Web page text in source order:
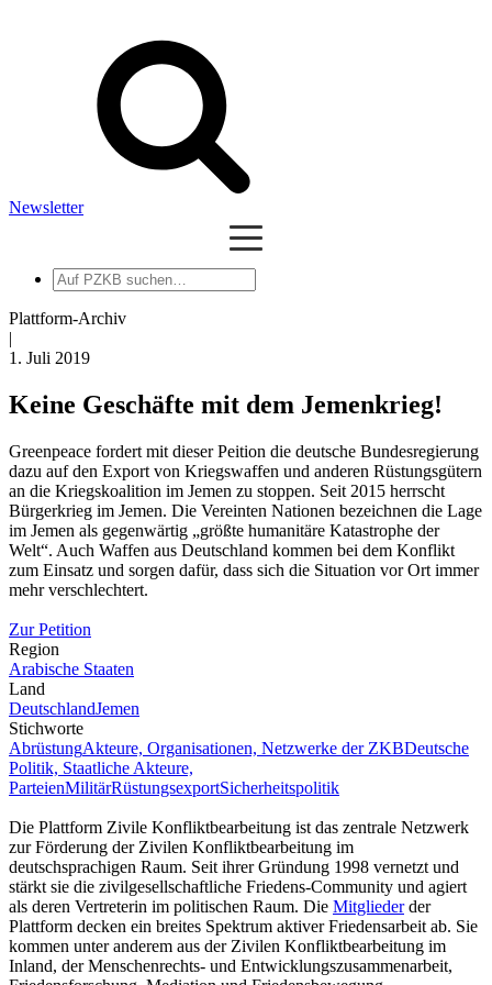
Newsletter
Auf
PZKB
suchen
Plattform-Archiv
|
1. Juli 2019
Keine Geschäfte mit dem Jemenkrieg!
Greenpeace fordert mit dieser Peition die deutsche Bundesregierung
dazu auf den Export von Kriegswaffen und anderen Rüstungsgütern
an die Kriegskoalition im Jemen zu stoppen. Seit 2015 herrscht
Bürgerkrieg im Jemen. Die Vereinten Nationen bezeichnen die Lage
im Jemen als gegenwärtig „größte humanitäre Katastrophe der
Welt“. Auch Waffen aus Deutschland kommen bei dem Konflikt
zum Einsatz und sorgen dafür, dass sich die Situation vor Ort immer
mehr verschlechtert.
Zur Petition
Region
Arabische Staaten
Land
DeutschlandJemen
Stichworte
AbrüstungAkteure, Organisationen, Netzwerke der ZKBDeutsche
Politik, Staatliche Akteure,
ParteienMilitärRüstungsexportSicherheitspolitik
Die Plattform Zivile Konfliktbearbeitung ist das zentrale Netzwerk
zur Förderung der Zivilen Konfliktbearbeitung im
deutschsprachigen Raum. Seit ihrer Gründung 1998 vernetzt und
stärkt sie die zivilgesellschaftliche Friedens-Community und agiert
als deren Vertreterin im politischen Raum. Die Mitgliederder
Plattform decken ein breites Spektrum aktiver Friedensarbeit ab. Sie
kommen unter anderem aus der Zivilen Konfliktbearbeitung im
Inland, der Menschenrechts- und Entwicklungszusammenarbeit,